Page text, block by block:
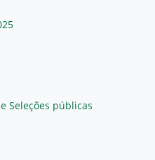
Seleções públicas